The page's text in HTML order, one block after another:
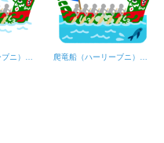
爬竜船（ハーリーブニ）【緑色】 爬竜船（ハーリーブニ）【緑色】海